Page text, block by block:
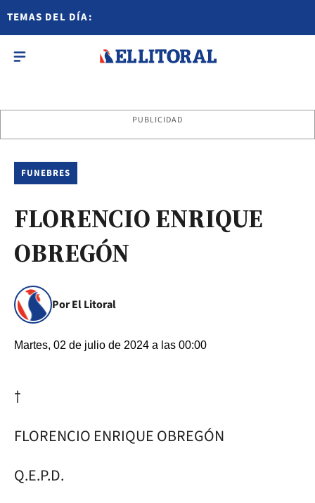
TEMAS DEL DÍA:
PUBLICIDAD
FUNEBRES
FLORENCIO ENRIQUE
OBREGÓN
Por El Litoral
Martes, 02 de julio de 2024 a las 00:00
†
FLORENCIO ENRIQUE OBREGÓN
Q.E.P.D.